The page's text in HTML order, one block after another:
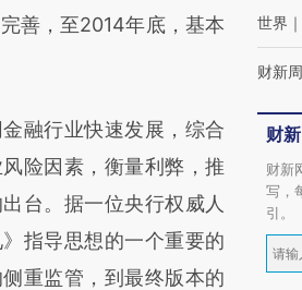
善，至2014年底，基本
行业快速发展，综合
险因素，衡量利弊，推
台。据一位央行权威人
指导思想的一个重要的
重监管，到最终版本的
世界 ｜
财新
财
财新
写，
引。